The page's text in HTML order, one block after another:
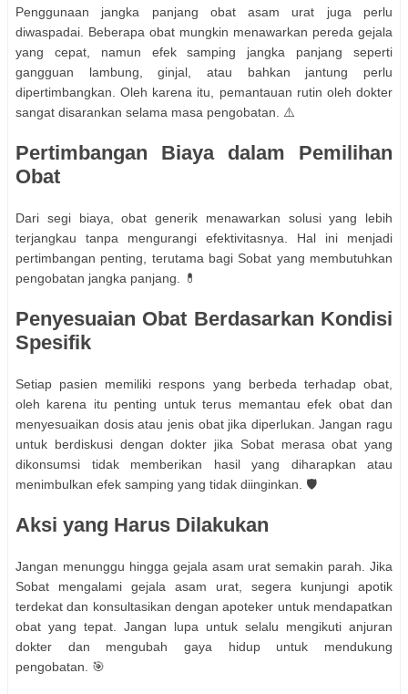
Penggunaan jangka panjang obat asam urat juga perlu
diwaspadai. Beberapa obat mungkin menawarkan pereda gejala
yang cepat, namun efek samping jangka panjang seperti
gangguan lambung, ginjal, atau bahkan jantung perlu
dipertimbangkan. Oleh karena itu, pemantauan rutin oleh dokter
sangat disarankan selama masa pengobatan. ⚠️
Pertimbangan Biaya dalam Pemilihan
Obat
Dari segi biaya, obat generik menawarkan solusi yang lebih
terjangkau tanpa mengurangi efektivitasnya. Hal ini menjadi
pertimbangan penting, terutama bagi Sobat yang membutuhkan
pengobatan jangka panjang. 💊
Penyesuaian Obat Berdasarkan Kondisi
Spesifik
Setiap pasien memiliki respons yang berbeda terhadap obat,
oleh karena itu penting untuk terus memantau efek obat dan
menyesuaikan dosis atau jenis obat jika diperlukan. Jangan ragu
untuk berdiskusi dengan dokter jika Sobat merasa obat yang
dikonsumsi tidak memberikan hasil yang diharapkan atau
menimbulkan efek samping yang tidak diinginkan. 🛡️
Aksi yang Harus Dilakukan
Jangan menunggu hingga gejala asam urat semakin parah. Jika
Sobat mengalami gejala asam urat, segera kunjungi apotik
terdekat dan konsultasikan dengan apoteker untuk mendapatkan
obat yang tepat. Jangan lupa untuk selalu mengikuti anjuran
dokter dan mengubah gaya hidup untuk mendukung
pengobatan. 🎯